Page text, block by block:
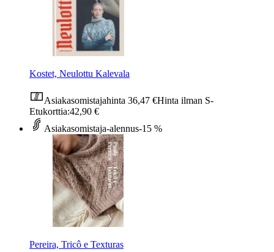
Kostet, Neulottu Kalevala
Asiakasomistajahinta 36,47 €Hinta ilman S-
Etukorttia:42,90 €
Asiakasomistaja-alennus-15 %
Pereira, Tricô e Texturas